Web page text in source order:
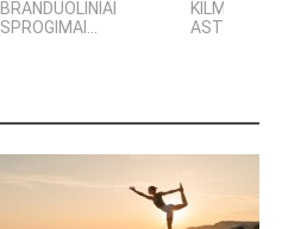
BRANDUOLINIAI
SPROGIMAI...
KILMĖS NASA